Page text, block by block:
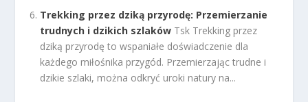
Trekking przez dziką przyrodę: Przemierzanie
trudnych i dzikich szlaków Tsk Trekking przez
dziką przyrodę to wspaniałe doświadczenie dla
każdego miłośnika przygód. Przemierzając trudne i
dzikie szlaki, można odkryć uroki natury na...